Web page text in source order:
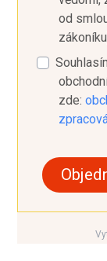
od
zde: